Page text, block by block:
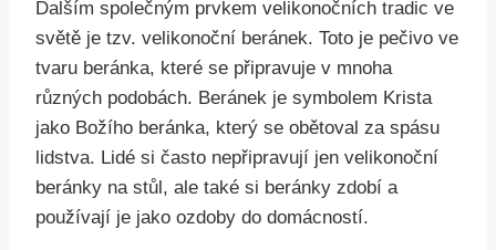
Dalším společným prvkem velikonočních tradic ve
světě je tzv. velikonoční beránek. Toto je pečivo ve
tvaru beránka, které se připravuje v mnoha
různých podobách. Beránek je symbolem Krista
jako Božího beránka, který se obětoval za spásu
lidstva. Lidé si často nepřipravují jen velikonoční
beránky na stůl, ale také si beránky zdobí a
používají je jako ozdoby do domácností.